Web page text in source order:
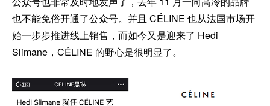
也不能免俗开通了公众号。并且 CÉLINE 也从法国市场开
始一步步推进线上销售，而如今又是迎来了 Hedi
Slimane，CÉLINE 的野心是很明显了。